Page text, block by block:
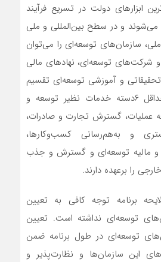
ابزارهای دولت در تسریع فرآیند
و در سطح بین‌المللی و ملی
سازمان‌های توسعه‌ای را می‌توان
شرکت‌های توسعه‌ای، نهادهای مالی
و آموزشی توسعه‌ای تقسیم
کرد. این سازمان‌ها حداقل ۶دسته خدمات نظیر توسعه و
عملیات، گسترش تجارت و صادرات،
و به‌هم‌رسانی کسب‌وکارها،
و مالیه توسعه‌ای و گسترش و جذب
را برعهده دارند.
برنامه توجه کافی به تعیین
توسعه‌ای نداشته است. تعیین
توسعه‌ای در طول برنامه ضمن
این سازمان‌ها و نظارت‌‌‌پذیر و